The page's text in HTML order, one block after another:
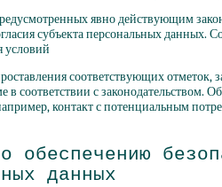
явно действующим
субъекта персональных
условий
соответствующих
соответствии с законодательством.
контакт с потенциальным
обеспечению
данных